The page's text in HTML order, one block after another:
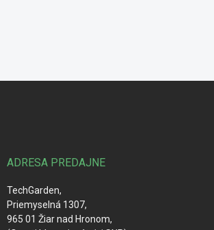
ADRESA PREDAJNE
TechGarden,
Priemyselná 1307,
965 01 Žiar nad Hronom,